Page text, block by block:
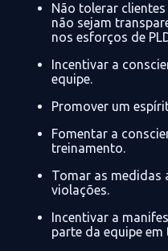
Não tolerar
não sejam
nos esforços de
Incentivar a
equipe.
Promover um
Fomentar a
treinamento.
Tomar as medidas
violações.
Incentivar a
parte da equipe